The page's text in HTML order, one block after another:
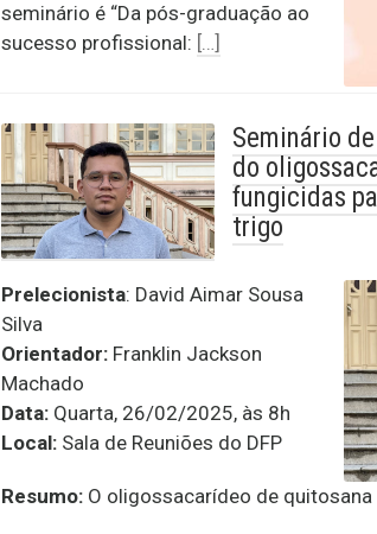
seminário é “Da pós-graduação ao
sucesso profissional: […]
Seminário
do
fungicidas
trigo
Prelecionista: David Aimar Sousa
Silva
Orientador: Franklin Jackson
Machado
Data: Quarta, 26/02/2025, às 8h
Local: Sala de Reuniões do DFP
Resumo: O oligossacarídeo de quitosana